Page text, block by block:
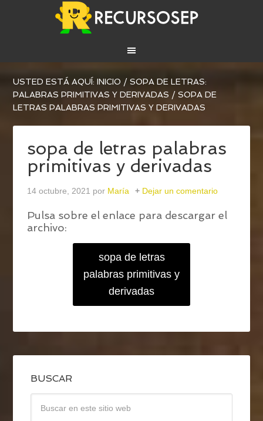
USTED ESTÁ AQUÍ:INICIO / SOPA DE LETRAS:
PALABRAS PRIMITIVAS Y DERIVADAS / SOPA DE
LETRAS PALABRAS PRIMITIVAS Y DERIVADAS
sopa de letras palabras
primitivas y derivadas
14 octubre, 2021 por María Dejar un comentario
Pulsa sobre el enlace para descargar el
archivo:
sopa de letras
palabras primitivas y
derivadas
BUSCAR